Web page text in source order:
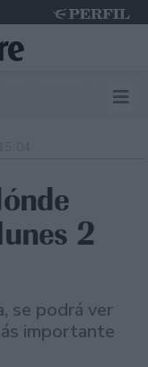
2
se podrá ver
importante